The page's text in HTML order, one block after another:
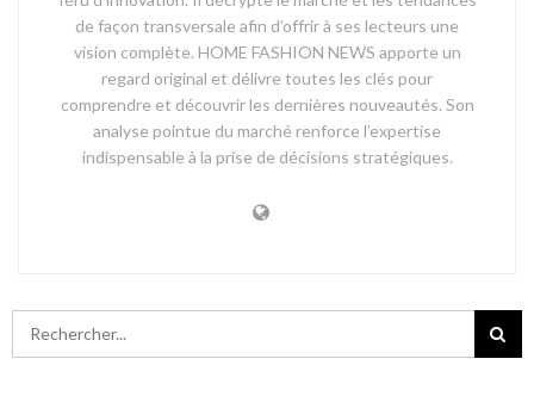
de façon transversale afin d’offrir à ses lecteurs une
vision complète. HOME FASHION NEWS apporte un
regard original et délivre toutes les clés pour
comprendre et découvrir les dernières nouveautés. Son
analyse pointue du marché renforce l’expertise
indispensable à la prise de décisions stratégiques.